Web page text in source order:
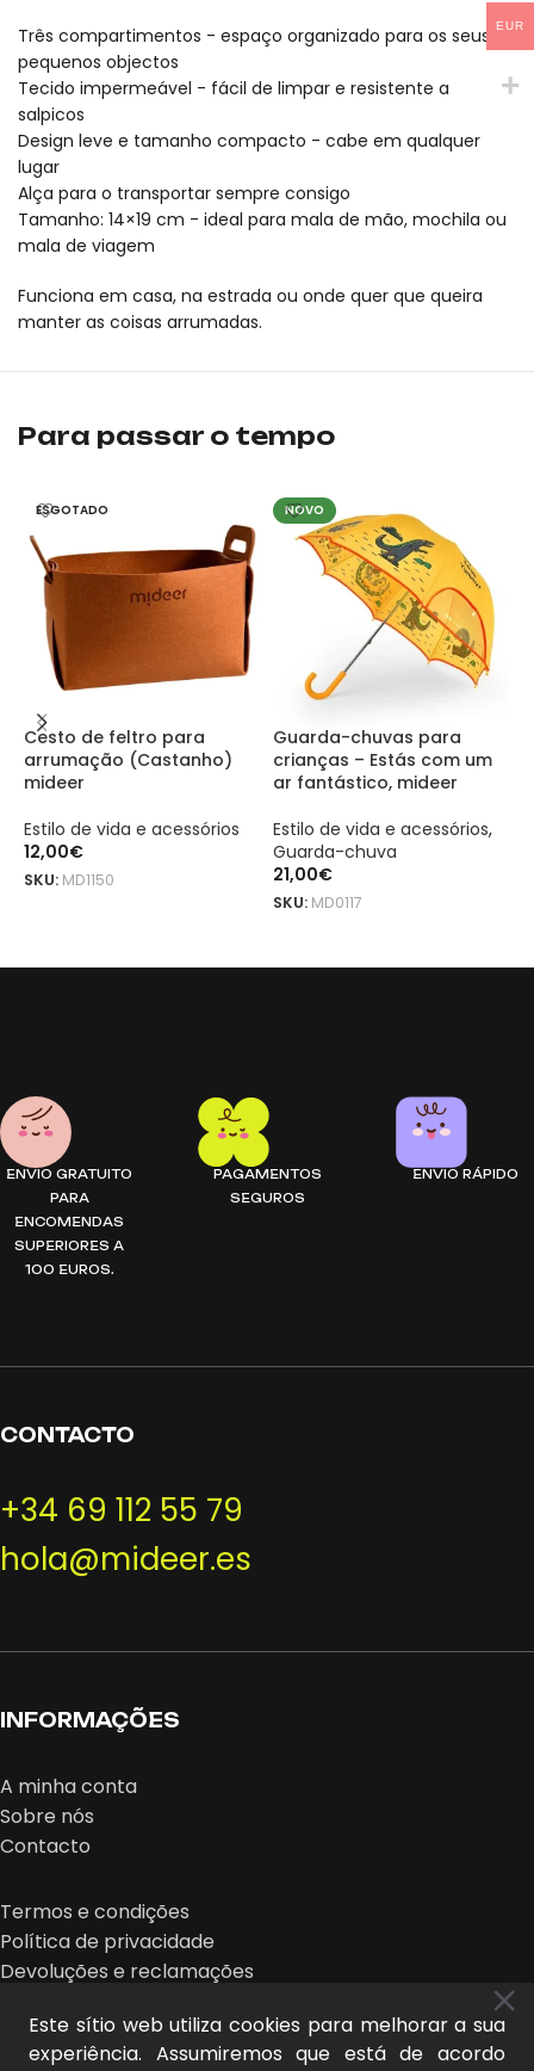
Três compartimentos - espaço organizado para os seus
pequenos objectos
Tecido impermeável - fácil de limpar e resistente a
salpicos
Design leve e tamanho compacto - cabe em qualquer
lugar
Alça para o transportar sempre consigo
Tamanho: 14×19 cm - ideal para mala de mão, mochila ou
mala de viagem
Funciona em casa, na estrada ou onde quer que queira
manter as coisas arrumadas.
A pasta impermeável Mideer HUGZ Garden Field 14×19 é
A pasta impermeável Mideer HUGZ Garden Field 14×19 é
Para passar o tempo
ESGOTADO
Cesto de feltro para
arrumação (Castanho)
mideer
Estilo de vida e acessórios
12,00€
SKU: MD1150
NOVO
Guarda-chuvas para
crianças – Estás com um
ar fantástico, mideer
Estilo de vida e acessórios,
Guarda-chuva
21,00€
SKU: MD0117
ENVIO GRATUITO
PARA
ENCOMENDAS
SUPERIORES A
100 EUROS.
PAGAMENTOS
SEGUROS
ENVIO RÁPIDO
CONTACTO
+34 69 112 55 79
hola@mideer.es
INFORMAÇÕES
A minha conta
Sobre nós
Contacto
Termos e condições
Política de privacidade
Devoluções e reclamações
Este sítio web utiliza cookies para melhorar a sua
experiência. Assumiremos que está de acordo
EUR